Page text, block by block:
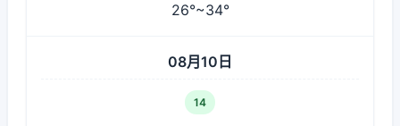
26°~34°
08月10日
14